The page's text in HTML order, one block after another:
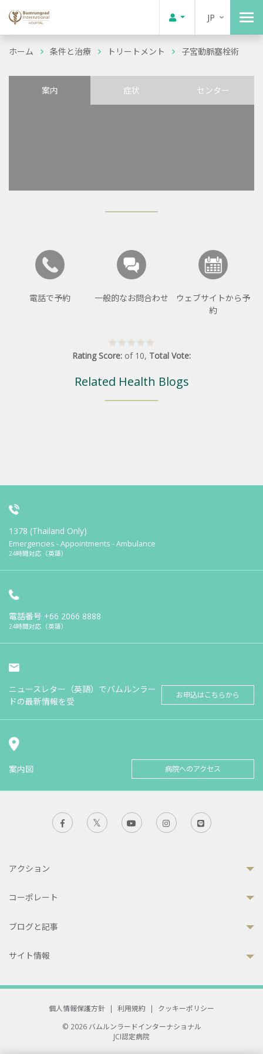
JP
ホーム 条件と治療 トリートメント 子宮動脈塞栓術
案内 症状 センター
電話で予約 一般的なお問合わせ
ウェブサイトから予
約
Rating Score: of 10, Total Vote:
Related Health Blogs
1378 (Thailand Only)
Emergencies - Appointments - Ambulance
24時間対応（英語）
電話番号 +66 2066 8888
24時間対応（英語）
ニュースレター（英語）でバムルンラー
ドの最新情報を受
お申込はこちらから
案内図 病院へのアクセス
アクション
コーポレート
ブログと記事
サイト情報
個人情報保護方針 | 利用規約 |
クッキーポリシー
© 2026 バムルンラードインターナショナル
JCI認定病院